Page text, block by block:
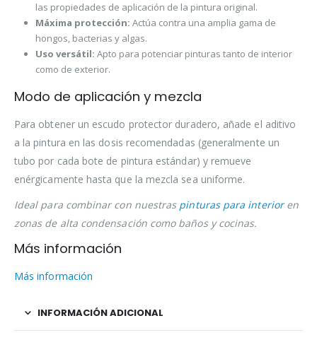
las propiedades de aplicación de la pintura original.
Máxima protección: Actúa contra una amplia gama de
hongos, bacterias y algas.
Uso versátil: Apto para potenciar pinturas tanto de interior
como de exterior.
Modo de aplicación y mezcla
Para obtener un escudo protector duradero, añade el aditivo
a la pintura en las dosis recomendadas (generalmente un
tubo por cada bote de pintura estándar) y remueve
enérgicamente hasta que la mezcla sea uniforme.
Ideal para combinar con nuestras pinturas para interioren
zonas de alta condensación como baños y cocinas.
Más información
Más información
INFORMACIÓN ADICIONAL